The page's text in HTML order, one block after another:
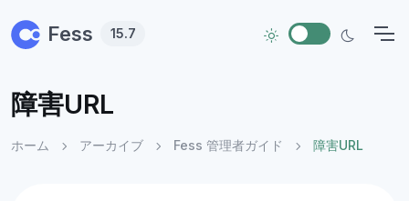
Fess 15.7
障害URL
ホーム アーカイブ Fess 管理者ガイド 障害URL